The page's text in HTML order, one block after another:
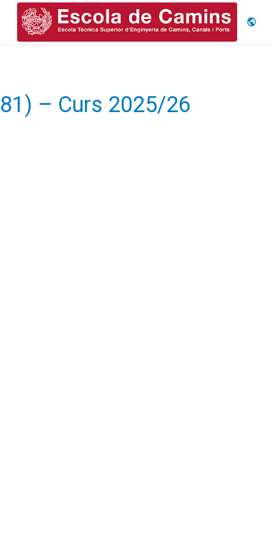
– Curs 2025/26